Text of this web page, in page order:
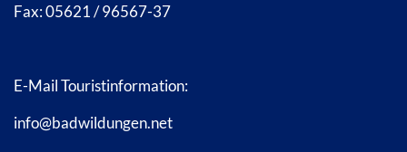
Fax: 05621 / 96567-37
E-Mail Touristinformation:
info@badwildungen.net